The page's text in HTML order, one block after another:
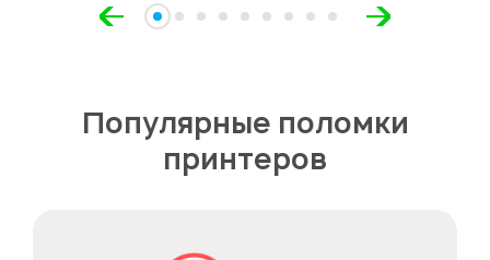
Популярные поломки
принтеров